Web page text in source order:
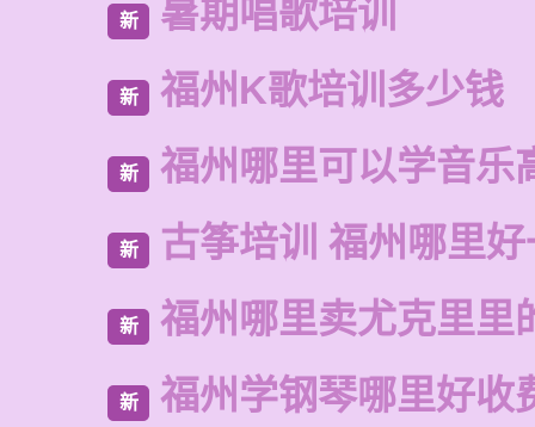
新 暑期唱歌培训
新 福州K歌培训多少钱
新 福州哪里可以学音乐
新 古筝培训 福州哪里
新 福州哪里卖尤克里里
新 福州学钢琴哪里好收